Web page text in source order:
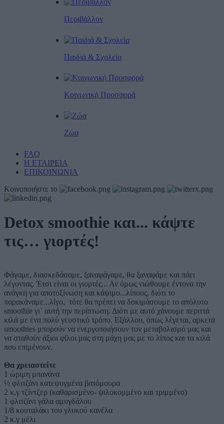
Περιβάλλον
Παιδιά & Σχολεία
Κοινωνική Προσφορά
Ζώα
FAQ
Η ΕΤΑΙΡΕΙΑ
ΕΠΙΚΟΙΝΩΝΙΑ
Κοινοποιήστε το
Detox smoothie και... κάψτε
τις… γιορτές!
Φάγαμε, διασκεδάσαμε, ξαναφάγαμε, θα ξαναφάμε και πάει
λέγοντας. Έτσι είναι οι γιορτές... Αν όμως νιώθουμε έντονα την
ανάγκη για αποτοξίνωση και κάψιμο...λίπους, διότι το
παρακάναμε...λίγο, τότε θα πρέπει να δοκιμάσουμε το απόλυτο
smoothie γι᾽ αυτή την περίπτωση. Διότι με αυτό χάνουμε περιττά
κιλά με ένα πολύ γευστικό τρόπο. Εξάλλου, όπως λέγεται, αρκετά
smoothies μπορούν να ενεργοποιήσουν τον μεταβολισμό μας και
να σταθούν άξιοι φίλοι μας στη μάχη μας με το λίπος και τα κιλά
που επιμένουν.
Θα χρειαστείτε
1 ώριμη μπανάνα
½ φλιτζάνι κατεψυγμένα βατόμουρα
2 κ.γ τζίντζερ (καθαρισμένο- ψιλοκομμένο και τριμμένο)
1 φλιτζάνι γάλα αμυγδάλου
1/8 κουταλάκι του γλυκού κανέλα
2 κ.γ μέλι